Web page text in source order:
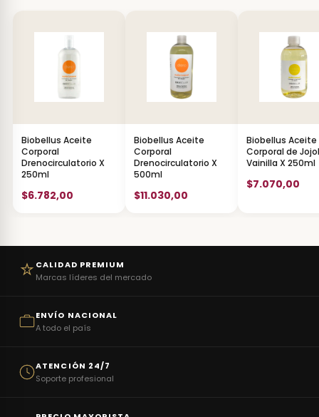
Biobellus Aceite
Corporal
Drenocirculatorio X
250ml
$6.782,00
Biobellus Aceite
Corporal
Drenocirculatorio X
500ml
$11.030,00
Biobellus Aceite
Corporal de
Vainilla X 250ml
$7.070,00
CALIDAD PREMIUM
Marcas líderes del mercado
ENVÍO NACIONAL
A todo el país
ATENCIÓN 24/7
Soporte profesional